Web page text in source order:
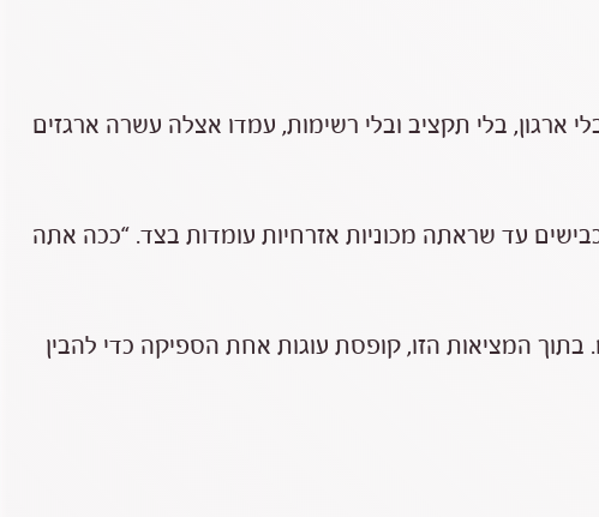
בלי תקציב ובלי רשימות, עמדו אצלה עשרה ארגזים
עד שראתה מכוניות אזרחיות עומדות בצד. “ככה אתה
המציאות הזו, קופסת עוגות אחת הספיקה כדי להבין